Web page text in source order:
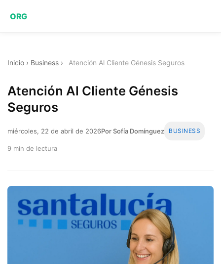
ORG
Inicio › Business › Atención Al Cliente Génesis Seguros
Atención Al Cliente Génesis
Seguros
miércoles, 22 de abril de 2026Por Sofía Domínguez BUSINESS
9 min de lectura